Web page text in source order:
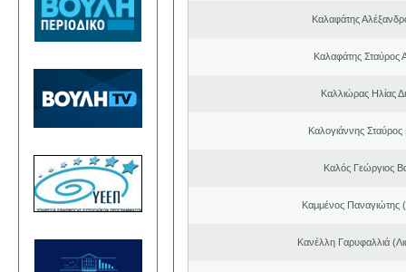
Καλαφάτης
Καλαφάτης Σταύρος
Καλλιώρας Ηλίας
Καλογιάννης Σταύρος
Καλός Γεώργιος
Καμμένος Παναγιώτης
Κανέλλη Γαρυφαλλιά